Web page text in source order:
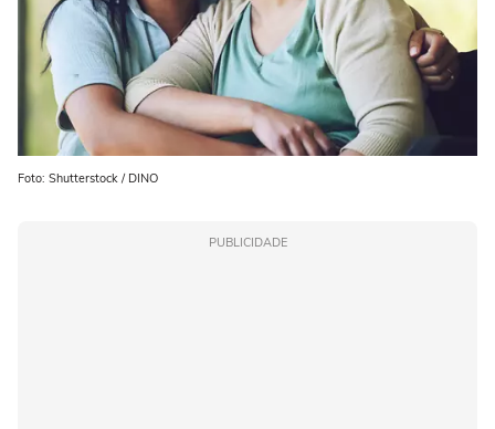
Foto: Shutterstock / DINO
PUBLICIDADE